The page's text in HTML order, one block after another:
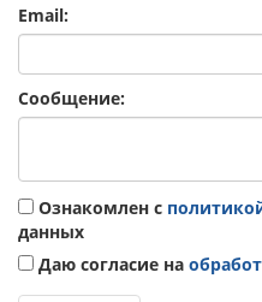
Email:
Сообщение:
Ознакомлен с
данных
Даю согласие на